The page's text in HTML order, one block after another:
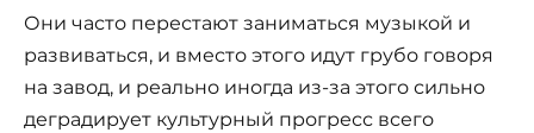
Они часто перестают заниматься музыкой и
развиваться, и вместо этого идут грубо говоря
на завод, и реально иногда из-за этого сильно
деградирует культурный прогресс всего